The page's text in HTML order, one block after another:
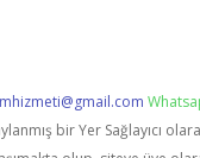
bir Yer